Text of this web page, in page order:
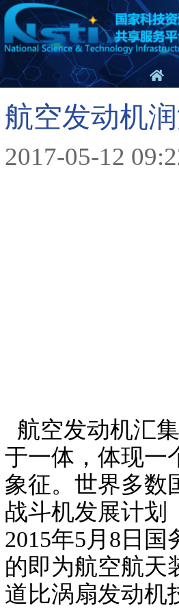
航空发动机
2017-05-12
航空发动机汇
于一体，体现一
象征。世界多数
战斗机发展计划
2015年5月8日
的即为航空航天
道比涡扇发动机